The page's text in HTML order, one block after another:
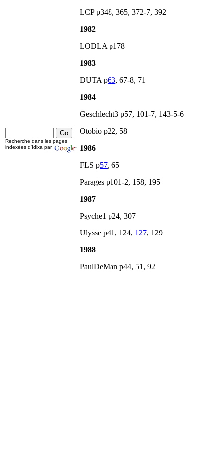
LCP p348, 365, 372-7, 392
1982
LODLA p178
1983
DUTA p63, 67-8, 71
1984
Geschlecht3 p57, 101-7, 143-5-6
Otobio p22, 58
1986
FLS p57, 65
Parages p101-2, 158, 195
1987
Psyche1 p24, 307
Ulysse p41, 124, 127, 129
1988
PaulDeMan p44, 51, 92
Recherche dans les pages
indexées d'Idixa par